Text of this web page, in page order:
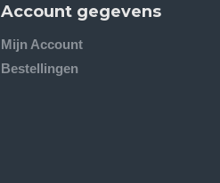
Account gegevens
Mijn Account
Bestellingen